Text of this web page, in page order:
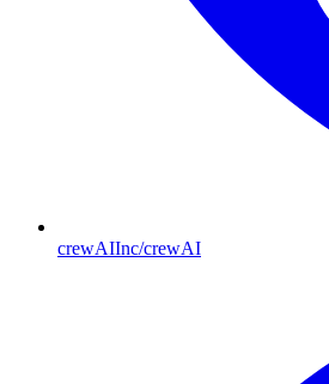
crewAIInc/crewAI